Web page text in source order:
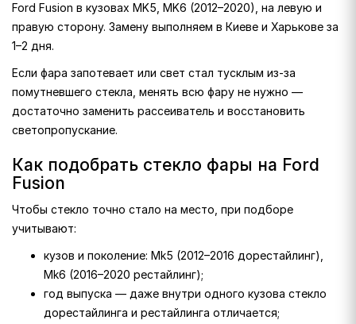
Ford Fusion в кузовах MK5, MK6 (2012–2020), на левую и
правую сторону. Замену выполняем в Киеве и Харькове за
1–2 дня.
Если фара запотевает или свет стал тусклым из-за
помутневшего стекла, менять всю фару не нужно —
достаточно заменить рассеиватель и восстановить
светопропускание.
Как подобрать стекло фары на Ford
Fusion
Чтобы стекло точно стало на место, при подборе
учитывают:
кузов и поколение: Mk5 (2012–2016 дорестайлинг),
Mk6 (2016–2020 рестайлинг);
год выпуска — даже внутри одного кузова стекло
дорестайлинга и рестайлинга отличается;